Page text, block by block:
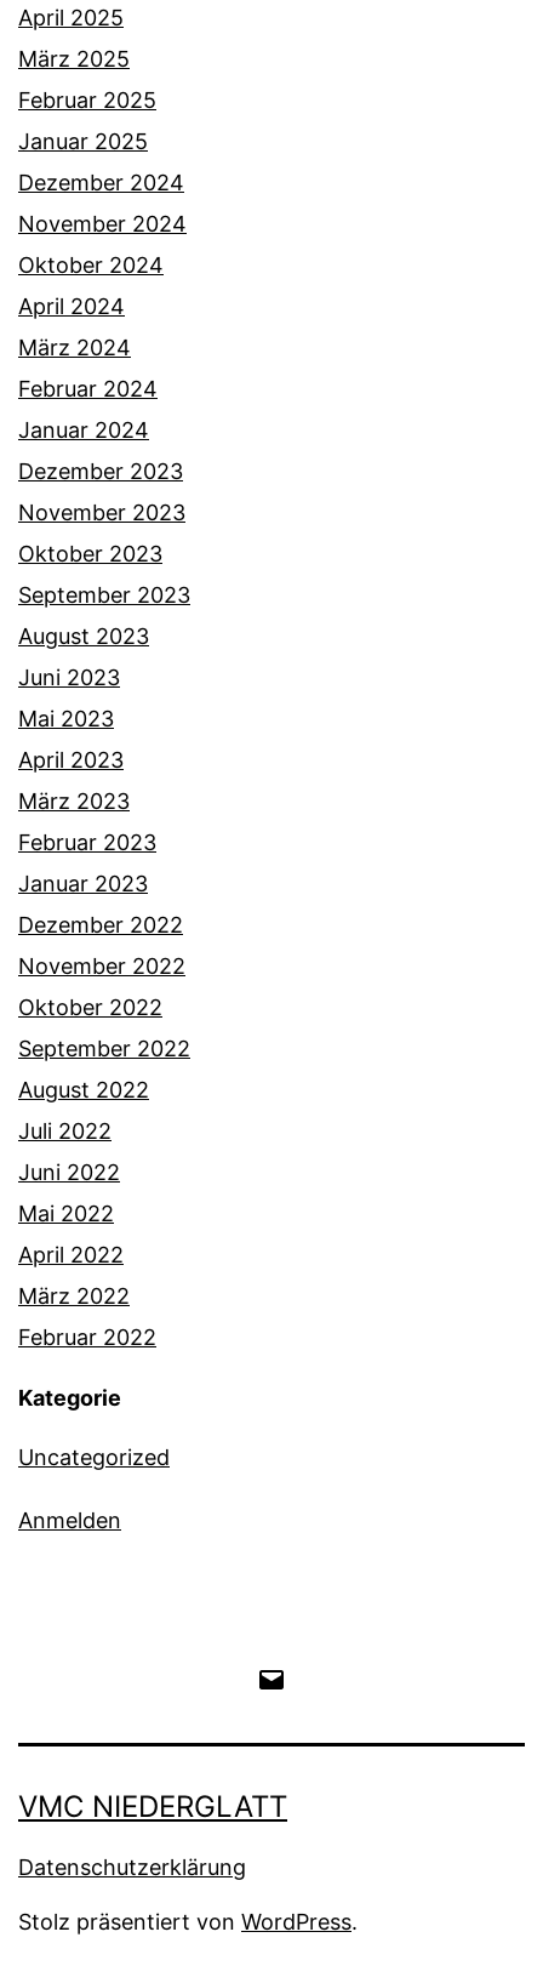
April 2025
März 2025
Februar 2025
Januar 2025
Dezember 2024
November 2024
Oktober 2024
April 2024
März 2024
Februar 2024
Januar 2024
Dezember 2023
November 2023
Oktober 2023
September 2023
August 2023
Juni 2023
Mai 2023
April 2023
März 2023
Februar 2023
Januar 2023
Dezember 2022
November 2022
Oktober 2022
September 2022
August 2022
Juli 2022
Juni 2022
Mai 2022
April 2022
März 2022
Februar 2022
Kategorie
Uncategorized
Anmelden
an
VMC
VMC NIEDERGLATT
Datenschutzerklärung
Stolz präsentiert von WordPress.